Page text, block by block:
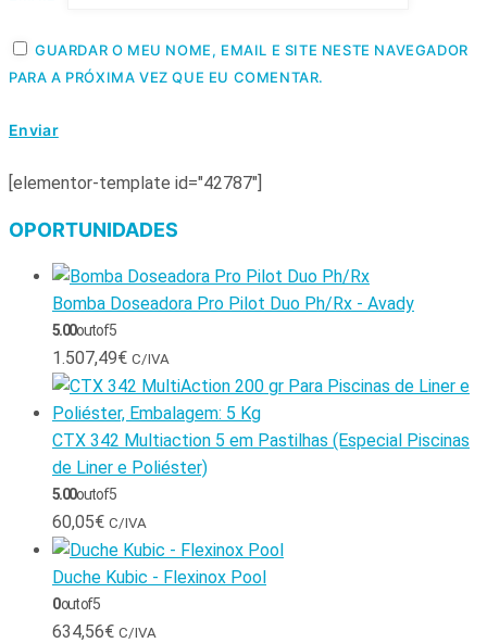
GUARDAR O MEU NOME, EMAIL E SITE NESTE NAVEGADOR
PARA A PRÓXIMA VEZ QUE EU COMENTAR.
[elementor-template id="42787"]
OPORTUNIDADES
Bomba Doseadora Pro Pilot Duo Ph/Rx - Avady
5.00out of 5
1.507,49€ C/IVA
CTX 342 Multiaction 5 em Pastilhas (Especial Piscinas
de Liner e Poliéster)
5.00out of 5
60,05€ C/IVA
Duche Kubic - Flexinox Pool
0out of 5
634,56€ C/IVA